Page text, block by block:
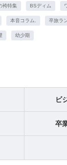
袴特集 BSディム
本音コラム. 卒旅ラ
幼少期
ビ
卒